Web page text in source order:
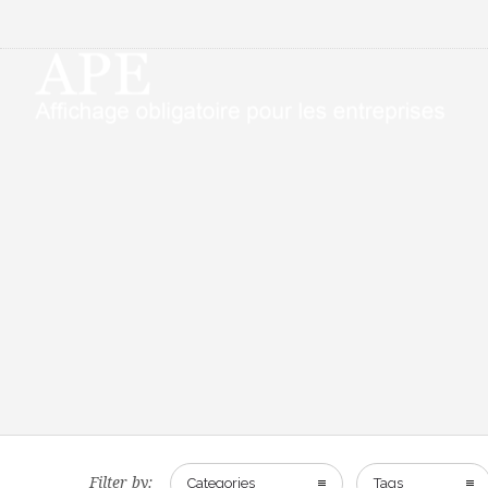
Filter by: Categories Tags